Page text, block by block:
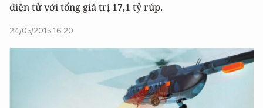
điện tử với tổng giá trị 17,1 tỷ rúp.
24/05/2015 16:20